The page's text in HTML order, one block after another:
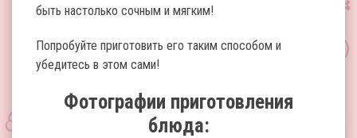
быть настолько сочным и мягким!
Попробуйте приготовить его таким способом и
убедитесь в этом сами!
Фотографии приготовления
блюда: